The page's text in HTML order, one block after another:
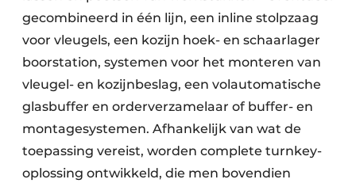
gecombineerd in één lijn, een inline stolpzaag
voor vleugels, een kozijn hoek- en schaarlager
boorstation, systemen voor het monteren van
vleugel- en kozijnbeslag, een volautomatische
glasbuffer en orderverzamelaar of buffer- en
montagesystemen. Afhankelijk van wat de
toepassing vereist, worden complete turnkey-
oplossing ontwikkeld, die men bovendien